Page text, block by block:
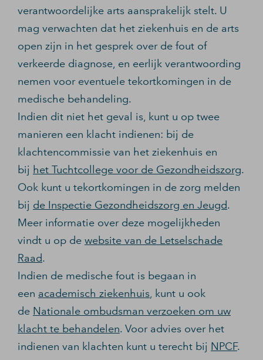
verantwoordelijke arts aansprakelijk stelt. U
mag verwachten dat het ziekenhuis en de arts
open zijn in het gesprek over de fout of
verkeerde diagnose, en eerlijk verantwoording
nemen voor eventuele tekortkomingen in de
medische behandeling.
Indien dit niet het geval is, kunt u op twee
manieren een klacht indienen: bij de
klachtencommissie van het ziekenhuis en
bij het Tuchtcollege voor de Gezondheidszorg.
Ook kunt u tekortkomingen in de zorg melden
bij de Inspectie Gezondheidszorg en Jeugd.
Meer informatie over deze mogelijkheden
vindt u op de website van de Letselschade
Raad.
Indien de medische fout is begaan in
een academisch ziekenhuis, kunt u ook
de Nationale ombudsman verzoeken om uw
klacht te behandelen. Voor advies over het
indienen van klachten kunt u terecht bij NPCF.